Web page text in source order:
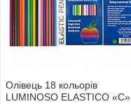
Олівець 18 кольорів
LUMINOSO ELASTICO «С»